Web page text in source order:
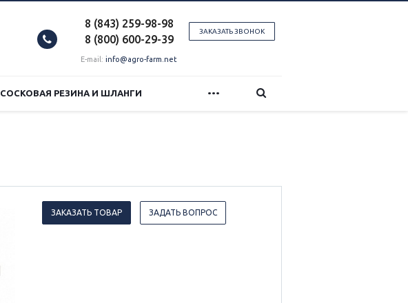
ЗАКАЗАТЬ ЗВОНОК
8 (843) 259-98-98
8 (800) 600-29-39
E-mail: info@agro-farm.net
СОСКОВАЯ РЕЗИНА И ШЛАНГИ ...
ЗАКАЗАТЬ ТОВАР ЗАДАТЬ ВОПРОС